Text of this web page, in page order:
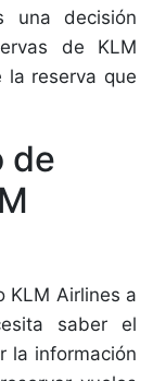
una decisión
de KLM
reserva que
de
KLM Airlines a
saber el
la información